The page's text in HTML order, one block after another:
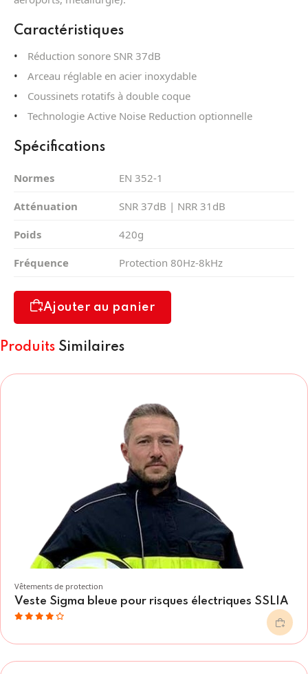
Caractéristiques
Réduction sonore SNR 37dB
Arceau réglable en acier inoxydable
Coussinets rotatifs à double coque
Technologie Active Noise Reduction optionnelle
Spécifications
Normes EN 352-1
Atténuation SNR 37dB | NRR 31dB
Poids 420g
Fréquence Protection 80Hz-8kHz
Ajouter au panier
Produits Similaires
Vêtements de protection
Veste Sigma bleue pour risques électriques SSLIA